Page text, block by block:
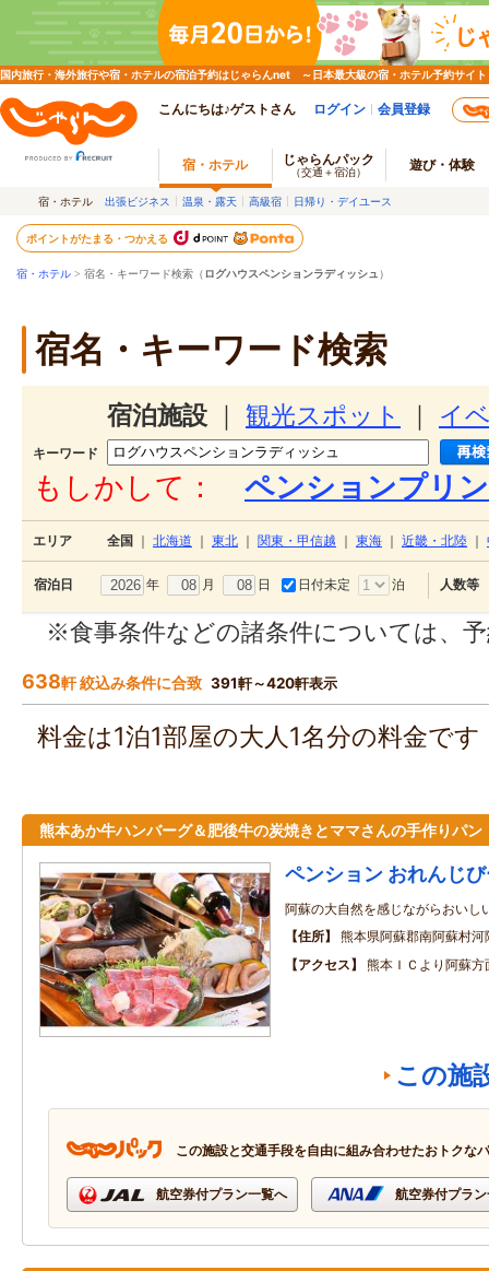
国内旅行・海外旅行や宿・ホテルの宿泊予約はじゃらんnet ～日本最大級の宿・ホテル予約サイト
こんにちは♪ゲストさん ログイン 会員登録
宿・ホテル じゃらんパック
（交通＋宿泊） 遊び・体験
宿・ホテル 出張ビジネス 温泉・露天 高級宿 日帰り・デイユース
ポイントがたまる・つかえる
宿・ホテル > 宿名・キーワード検索（ ログハウスペンションラディッシュ ）
宿名・キーワード検索
宿泊施設 観光スポット イ
キーワード
もしかして： ペンションプリ
エリア 全国 北海道 東北 関東・甲信越 東海 近畿・北陸
宿泊日 年 月 日 日付未定 泊 人数等
※食事条件などの諸条件については、
638軒 絞込み条件に合致 391軒～420軒表示
料金は1泊1部屋の大人1名分の料金で
熊本あか牛ハンバーグ＆肥後牛の炭焼きとママさんの手作りパン
ペンション おれんじ
阿蘇の大自然を感じながらおいし
住所
熊本県阿蘇郡南阿蘇村
アクセス
熊本ＩＣより阿蘇
この施
この施設と交通手段を自由に組み合わせたおトクな
航空券付プラン一覧へ 航空券付プラ